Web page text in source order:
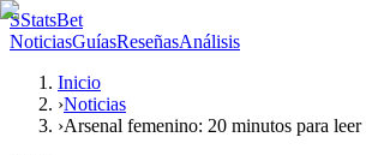
SStatsBet
NoticiasGuíasReseñasAnálisis
Inicio
›Noticias
›Arsenal femenino: 20 minutos para